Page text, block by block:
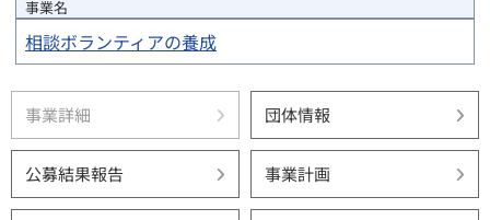
事業名
相談ボランティアの養成
事業詳細 団体情報
公募結果報告 事業計画